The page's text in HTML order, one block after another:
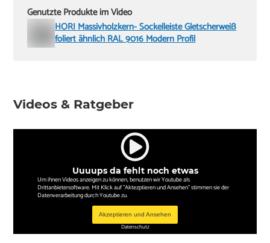
Genutzte Produkte im Video
HORI Massivholzkern- Sockelleiste Gletscherweiß
foliert ähnlich RAL 9016 Modern Profil
Videos & Ratgeber
Uuuups da fehlt noch etwas
Um ihnen Videos anzeigen zu können, benutzen wir Youtube als
Drittanbietersoftware. Mit Klick auf "Aktezptieren und Ansehen" stimmen sie der
Datenverarbeitung durch Youtube zu.
Akzeptieren und Ansehen
Datenschutz